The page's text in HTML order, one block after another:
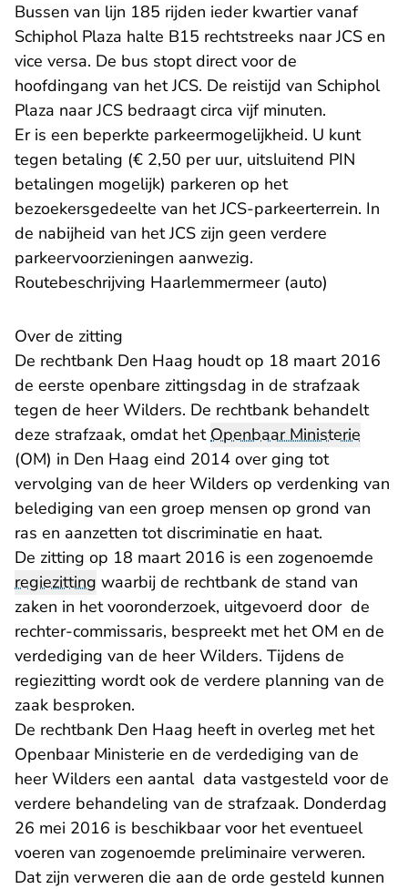
Bussen van lijn 185 rijden ieder kwartier vanaf
Schiphol Plaza halte B15 rechtstreeks naar JCS en
vice versa. De bus stopt direct voor de
hoofdingang van het JCS. De reistijd van Schiphol
Plaza naar JCS bedraagt circa vijf minuten.
Er is een beperkte parkeermogelijkheid. U kunt
tegen betaling (€ 2,50 per uur, uitsluitend PIN
betalingen mogelijk) parkeren op het
bezoekersgedeelte van het JCS-parkeerterrein. In
de nabijheid van het JCS zijn geen verdere
parkeervoorzieningen aanwezig.
Routebeschrijving Haarlemmermeer (auto)
Over de zitting
De rechtbank Den Haag houdt op 18 maart 2016
de eerste openbare zittingsdag in de strafzaak
tegen de heer Wilders. De rechtbank behandelt
deze strafzaak, omdat hetOpenbaar Ministerie
(OM) in Den Haag eind 2014 over ging tot
vervolging van de heer Wilders op verdenking van
belediging van een groep mensen op grond van
ras en aanzetten tot discriminatie en haat.
De zitting op 18 maart 2016 is een zogenoemde
regiezitting waarbij de rechtbank de stand van
zaken in het vooronderzoek, uitgevoerd door de
rechter-commissaris, bespreekt met het OM en de
verdediging van de heer Wilders. Tijdens de
regiezitting wordt ook de verdere planning van de
zaak besproken.
De rechtbank Den Haag heeft in overleg met het
Openbaar Ministerie en de verdediging van de
heer Wilders een aantal data vastgesteld voor de
verdere behandeling van de strafzaak. Donderdag
26 mei 2016 is beschikbaar voor het eventueel
voeren van zogenoemde preliminaire verweren.
Dat zijn verweren die aan de orde gesteld kunnen